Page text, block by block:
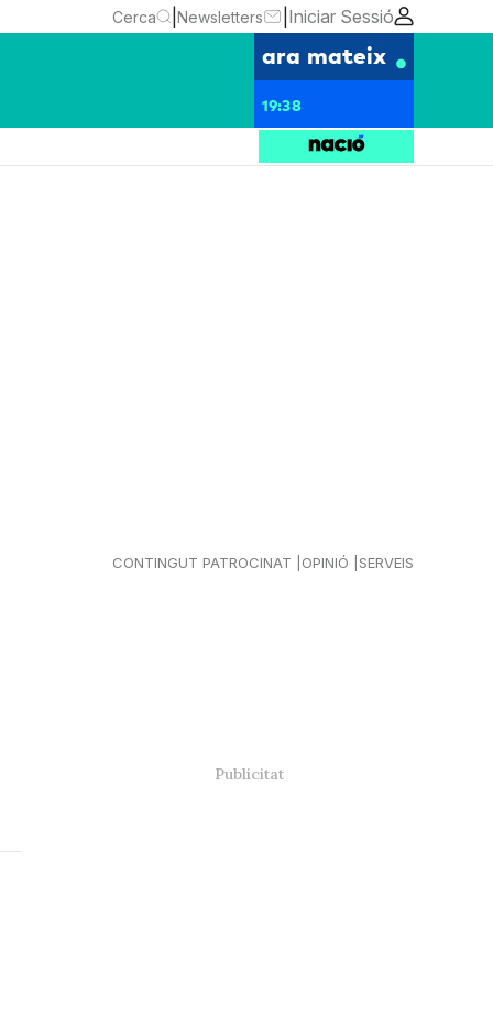
Cerca Newsletters Iniciar Sessió
ara mateix
19:38
CONTINGUT PATROCINAT OPINIÓ SERVEIS